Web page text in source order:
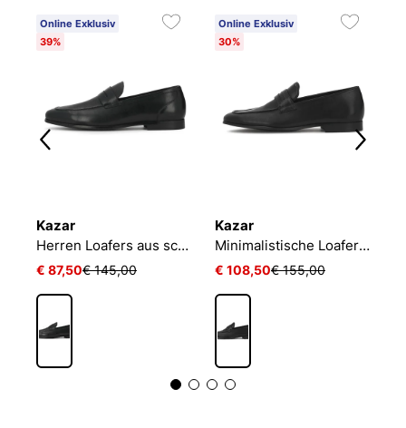
Online Exklusiv
39%
Kazar
Herren Loafers aus schwarzem Leder in Schwarz mit perforiertem Rist
€ 87,50€ 145,00
Online Exklusiv
30%
Kazar
Minimalistische Loafers aus Leder
€ 108,50€ 155,00